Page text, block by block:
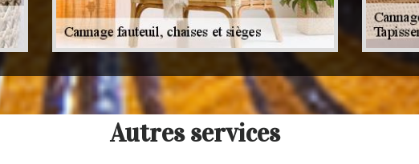
Autres services